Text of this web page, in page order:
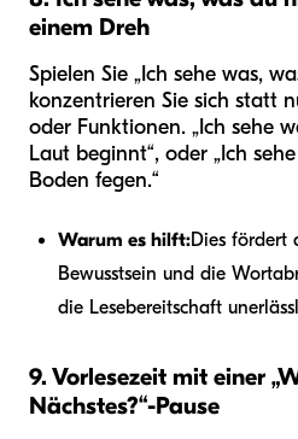
einem Dreh
Spielen Sie „Ich sehe was,
konzentrieren Sie sich statt
oder Funktionen. „Ich sehe
Laut beginnt“, oder „Ich
Boden fegen.“
Warum es hilft:Dies fördert
Bewusstsein und die
die Lesebereitschaft
9. Vorlesezeit mit einer
Nächstes?“-Pause